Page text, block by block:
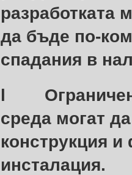
разработката
да бъде по-
спадания в
l
среда могат
конструкция
инсталация.